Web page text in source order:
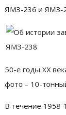
ЯМЗ-236 и ЯМЗ-
50-е годы ХХ
фото – 10-
В течение 1958-